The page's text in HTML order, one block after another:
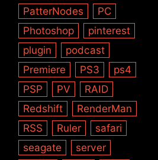
PatterNodes
PC
Photoshop
pinterest
plugin
podcast
Premiere
PS3
ps4
PSP
PV
RAID
Redshift
RenderMan
RSS
Ruler
safari
seagate
server